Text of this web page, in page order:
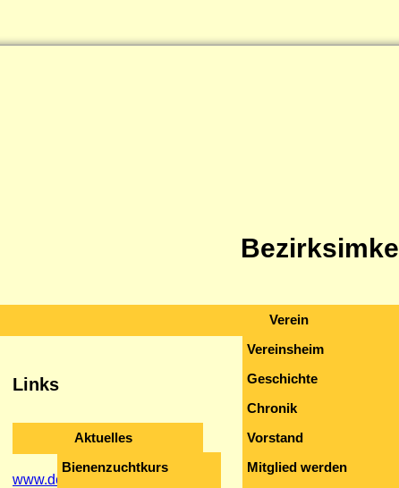
Aktuelles
Bienenzuchtkurs
Verein
Vereinsheim
Geschichte
Chronik
Vorstand
Mitglied werden
Links
Deuscher Imkerbund e.V.
www.deutscherimkerbund.de